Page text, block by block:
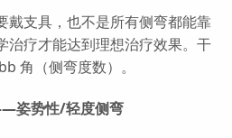
支具，也不是所有侧弯都能靠
治疗才能达到理想治疗效果。干
角（侧弯度数）。
姿势性/轻度侧弯